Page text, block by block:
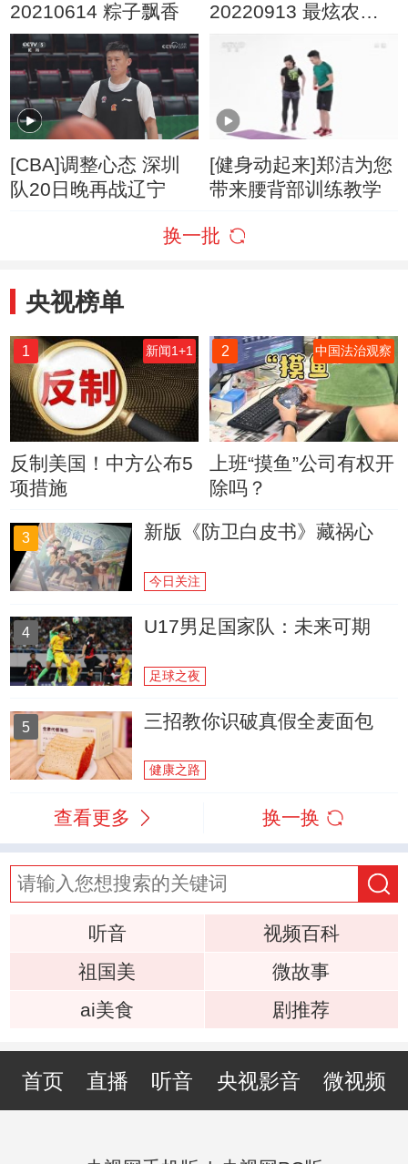
20210614 粽子飘香
20220913 最炫农科
[CBA]调整心态 深圳
队20日晚再战辽宁
[健身动起来]郑洁为您
带来腰背部训练教学
换一批
央视榜单
1 新闻1+1
反制美国！中方公布5
项措施
2 中国法治观察
上班“摸鱼”公司有权开
除吗？
3 新版《防卫白皮书》藏祸心
今日关注
4 U17男足国家队：未来可期
足球之夜
5 三招教你识破真假全麦面包
健康之路
查看更多 换一换
听音
视频百科
祖国美
微故事
ai美食
剧推荐
首页 直播 听音 央视影音 微视频